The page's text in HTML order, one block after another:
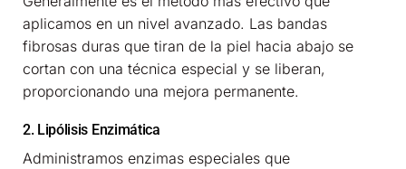
aplicamos en un nivel avanzado. Las bandas
fibrosas duras que tiran de la piel hacia abajo se
cortan con una técnica especial y se liberan,
proporcionando una mejora permanente.
2. Lipólisis Enzimática
Administramos enzimas especiales que